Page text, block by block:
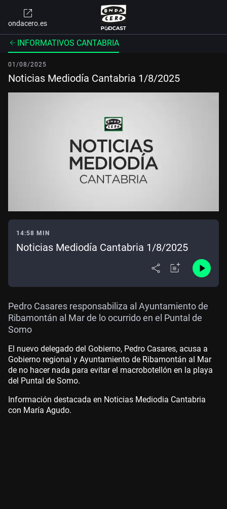
ondacero.es
INFORMATIVOS CANTABRIA
01/08/2025
Noticias Mediodía Cantabria 1/8/2025
14:58 MIN
Noticias Mediodía Cantabria 1/8/2025
Pedro Casares responsabiliza al Ayuntamiento de
Ribamontán al Mar de lo ocurrido en el Puntal de
Somo
El nuevo delegado del Gobierno, Pedro Casares, acusa a
Gobierno regional y Ayuntamiento de Ribamontán al Mar
de no hacer nada para evitar el macrobotellón en la playa
del Puntal de Somo.
Información destacada en Noticias Mediodia Cantabria
con María Agudo.